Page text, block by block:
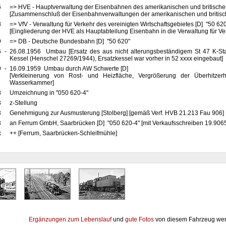
=> HVE - Hauptverwaltung der Eisenbahnen des amerikanischen und
[Zusammenschluß der Eisenbahnverwaltungen der amerikanischen und
=> VfV - Verwaltung für Verkehr des vereinigten Wirtschaftsgebietes [D] "50
[Eingliederung der HVE als Hauptabteilung Eisenbahn in die Verwaltung für
=> DB - Deutsche Bundesbahn [D] "50 620"
- 26.08.1956 Umbau [Ersatz des aus nicht alterungsbeständigem St 47 K-
Kessel (Henschel 27269/1944), Ersatzkessel war vorher in 52 xxxx eingebaut]
- 16.09.1959 Umbau durch AW Schwerte [D]
[Verkleinerung von Rost- und Heizfläche, Vergrößerung der
Wasserkammer]
Umzeichnung in "050 620-4"
z-Stellung
Genehmigung zur Ausmusterung [Stolberg] [gemäß Verf. HVB 21.213 Fau 906]
an Ferrum GmbH, Saarbrücken [D] "050 620-4" [mit Verkaufsschreiben
++ [Ferrum, Saarbrücken-Schleifmühle]
Ergänzungen zum Lebenslaufund gute Fotos von diesem Fahrzeug